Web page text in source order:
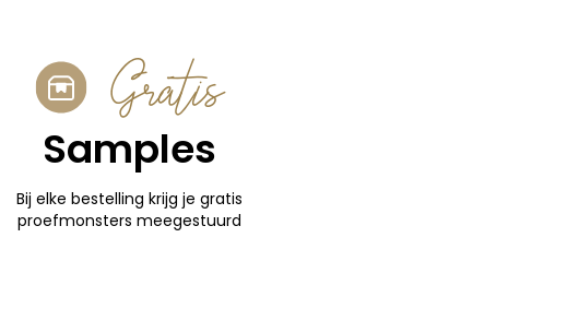
Gratis
Samples
Bij elke bestelling krijg je gratis
proefmonsters meegestuurd